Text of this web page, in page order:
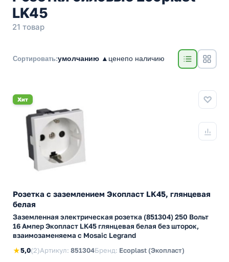
LK45
21 товар
Сортировать:умолчанию ▲ ценепо наличию
Хит
Розетка с заземлением Экопласт LK45, глянцевая
белая
Заземленная электрическая розетка (851304) 250 Вольт
16 Ампер Экопласт LK45 глянцевая белая без шторок,
взаимозаменяема с Mosaic Legrand
★5,0(2)Артикул: 851304Бренд: Ecoplast (Экопласт)